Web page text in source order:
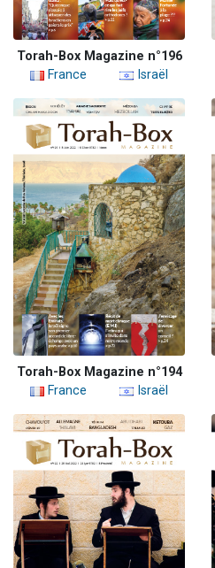
Torah-Box Magazine n°196
France
Israël
Torah-Box Magazine n°194
France
Israël